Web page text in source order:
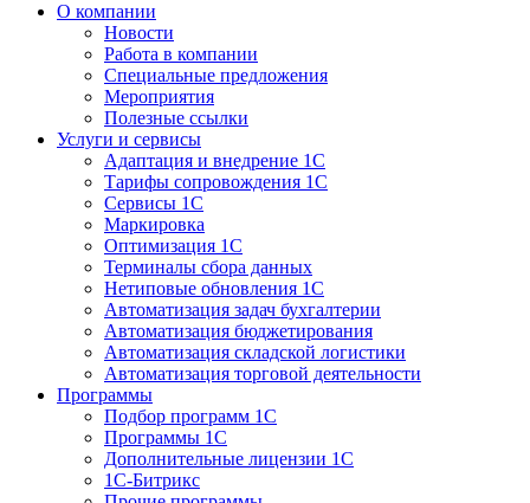
О компании
Новости
Работа в компании
Специальные предложения
Мероприятия
Полезные ссылки
Услуги и сервисы
Адаптация и внедрение 1С
Тарифы сопровождения 1С
Сервисы 1С
Маркировка
Оптимизация 1С
Терминалы сбора данных
Нетиповые обновления 1С
Автоматизация задач бухгалтерии
Автоматизация бюджетирования
Автоматизация складской логистики
Автоматизация торговой деятельности
Программы
Подбор программ 1С
Программы 1С
Дополнительные лицензии 1С
1С-Битрикс